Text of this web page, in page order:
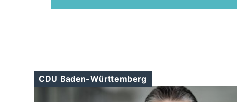
CDU Baden-Württemberg